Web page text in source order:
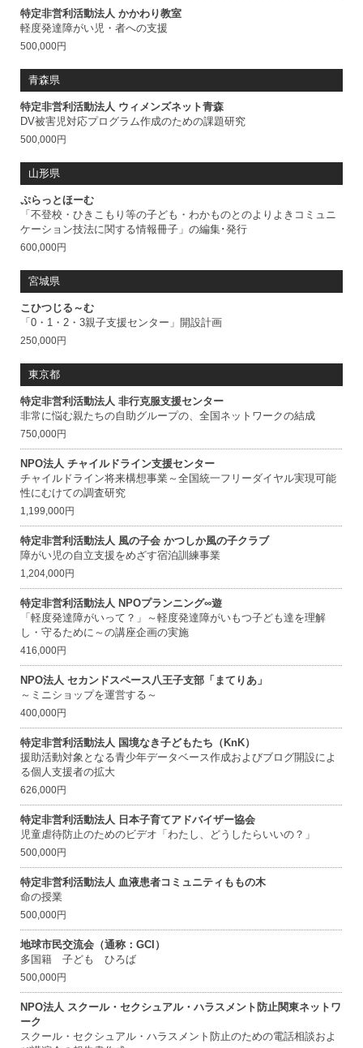
先
団
体
一
(47
団
体)
特定非営利活動法人 かかわり教室
軽度発達障がい児・者への支援
500,000円
青森県
特定非営利活動法人 ウィメンズネット青森
DV被害児対応プログラム作成のための課題研究
500,000円
山形県
ぷらっとほーむ
「不登校・ひきこもり等の子ども・わかものとのよりよきコミュニ
ケーション技法に関する情報冊子」の編集･発行
600,000円
宮城県
こひつじる～む
「0・1・2・3親子支援センター」開設計画
250,000円
東京都
特定非営利活動法人 非行克服支援センター
非常に悩む親たちの自助グループの、全国ネットワークの結成
750,000円
NPO法人 チャイルドライン支援センター
チャイルドライン将来構想事業～全国統一フリーダイヤル実現可能
性にむけての調査研究
1,199,000円
特定非営利活動法人 風の子会 かつしか風の子クラブ
障がい児の自立支援をめざす宿泊訓練事業
1,204,000円
特定非営利活動法人 NPOプランニング∞遊
「軽度発達障がいって？」～軽度発達障がいもつ子ども達を理解
し・守るために～の講座企画の実施
416,000円
NPO法人 セカンドスペース八王子支部「まてりあ」
～ミニショップを運営する～
400,000円
特定非営利活動法人 国境なき子どもたち（KnK）
援助活動対象となる青少年データベース作成およびブログ開設によ
る個人支援者の拡大
626,000円
特定非営利活動法人 日本子育てアドバイザー協会
児童虐待防止のためのビデオ「わたし、どうしたらいいの？」
500,000円
特定非営利活動法人 血液患者コミュニティももの木
命の授業
500,000円
地球市民交流会（通称：GCI）
多国籍 子ども ひろば
500,000円
NPO法人 スクール・セクシュアル・ハラスメント防止関東ネットワ
ーク
スクール・セクシュアル・ハラスメント防止のための電話相談およ